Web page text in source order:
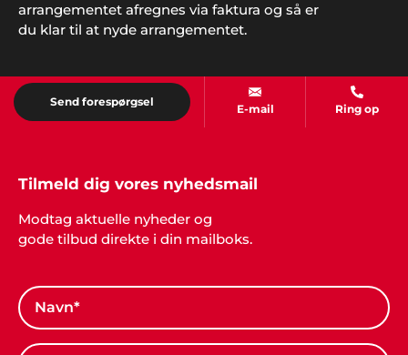
Showbizz Danmark. Vores årlige familie-fest var et
hit takket være god underholdning og musik, der
arrangementet afregnes via faktura og så er
du klar til at nyde arrangementet.
Send forespørgsel
E-mail Ring op
Tilmeld dig vores nyhedsmail
Modtag aktuelle nyheder og
gode tilbud direkte i din mailboks.